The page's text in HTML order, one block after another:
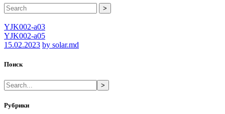
>
YJK002-a03
YJK002-a05
15.02.2023 by solar.md
Поиск
>
Рубрики